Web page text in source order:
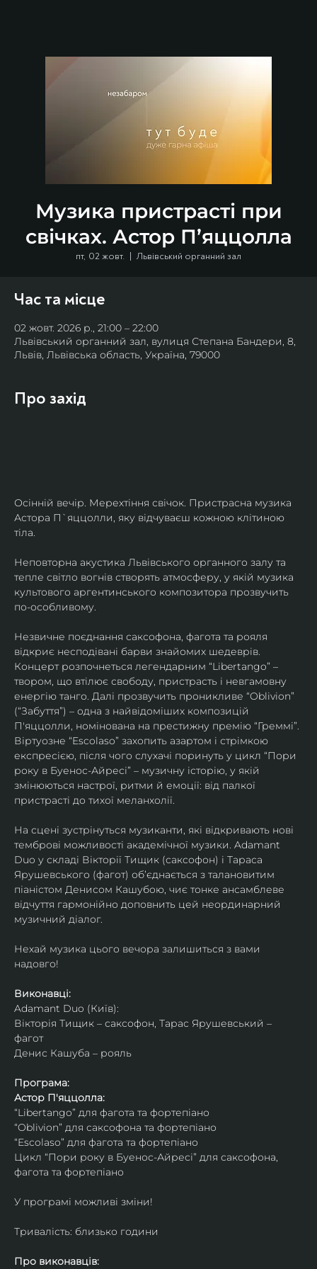
Музика пристрасті при
свічках. Астор П’яццолла
пт, 02 жовт.
  |
Львівський органний зал
Час та місце
02 жовт. 2026 р., 21:00 – 22:00
Львівський органний зал, вулиця Степана Бандери, 8,
Львів, Львівська область, Україна, 79000
Про захід
Осінній вечір. Мерехтіння свічок. Пристрасна музика
Астора П`яццолли, яку відчуваєш кожною клітиною
тіла.
Неповторна акустика Львівського органного залу та
тепле світло вогнів створять атмосферу, у якій музика
культового аргентинського композитора прозвучить
по-особливому.
Незвичне поєднання саксофона, фагота та рояля
відкриє несподівані барви знайомих шедеврів.
Концерт розпочнеться легендарним “Libertango” –
твором, що втілює свободу, пристрасть і невгамовну
енергію танго. Далі прозвучить проникливе “Oblivion”
(“Забуття”) – одна з найвідоміших композицій
П'яццолли, номінована на престижну премію “Греммі”.
Віртуозне “Escolaso” захопить азартом і стрімкою
експресією, після чого слухачі поринуть у цикл “Пори
року в Буенос-Айресі” – музичну історію, у якій
змінюються настрої, ритми й емоції: від палкої
пристрасті до тихої меланхолії.
На сцені зустрінуться музиканти, які відкривають нові
темброві можливості академічної музики. Adamant
Duo у складі Вікторії Тищик (саксофон) і Тараса
Ярушевського (фагот) об’єднається з талановитим
піаністом Денисом Кашубою, чиє тонке ансамблеве
відчуття гармонійно доповнить цей неординарний
музичний діалог.
Нехай музика цього вечора залишиться з вами
надовго!
Виконавці:
Adamant Duo (Київ):
Вікторія Тищик – саксофон, Тарас Ярушевський –
фагот
Денис Кашуба – рояль
Програма:
Астор П'яццолла:
“Libertango” для фагота та фортепіано
“Oblivion” для саксофона та фортепіано
“Escolaso” для фагота та фортепіано
Цикл “Пори року в Буенос-Айресі” для саксофона,
фагота та фортепіано
У програмі можливі зміни!
Тривалість: близько години
Про виконавців: